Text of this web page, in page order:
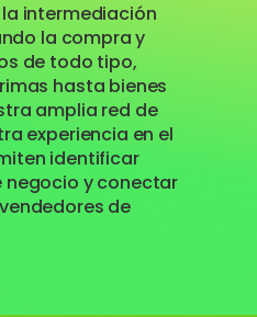
intermediación
la compra y
de todo tipo,
hasta bienes
amplia red de
experiencia en el
identificar
y conectar
de